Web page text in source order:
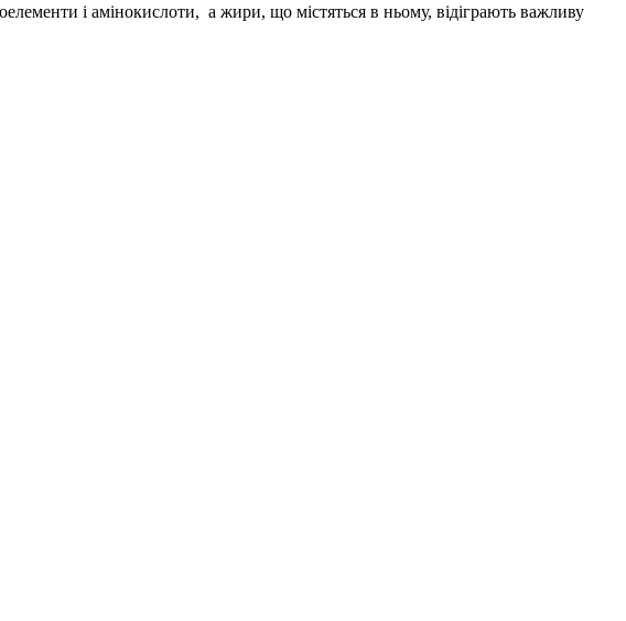
і амінокислоти, а жири, що містяться в ньому, відіграють важливу